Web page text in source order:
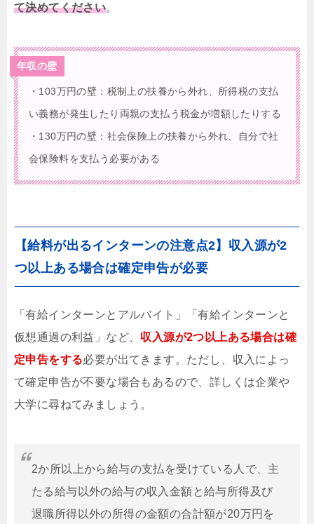
て決めてください。
年収の壁
・103万円の壁：税制上の扶養から外れ、所得税の支払
い義務が発生したり両親の支払う税金が増額したりする
・130万円の壁：社会保険上の扶養から外れ、自分で社
会保険料を支払う必要がある
【給料が出るインターンの注意点2】収入源が2
つ以上ある場合は確定申告が必要
「有給インターンとアルバイト」「有給インターンと
仮想通過の利益」など、 収入源が2つ以上ある場合は確
定申告をする必要が出てきます。ただし、収入によっ
て確定申告が不要な場合もあるので、詳しくは企業や
大学に尋ねてみましょう。
2か所以上から給与の支払を受けている人で、主
たる給与以外の給与の収入金額と給与所得及び
退職所得以外の所得の金額の合計額が20万円を